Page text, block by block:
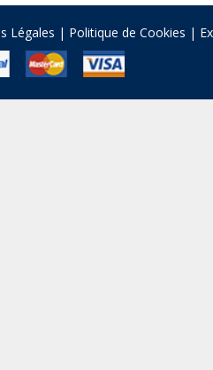
Légales | Politique de Cookies |